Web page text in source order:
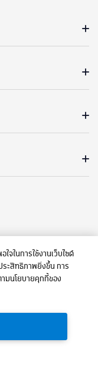
จในการใช้งานเว็บไซต์
ระสิทธิภาพยิ่งขึ้น การ
มนโยบายคุกกี้ของ